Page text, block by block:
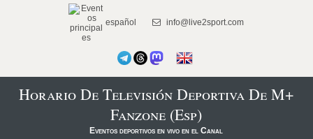
español info@live2sport.com
Horario De Televisión Deportiva De M+
Fanzone (Esp)
Eventos deportivos en vivo en el Canal